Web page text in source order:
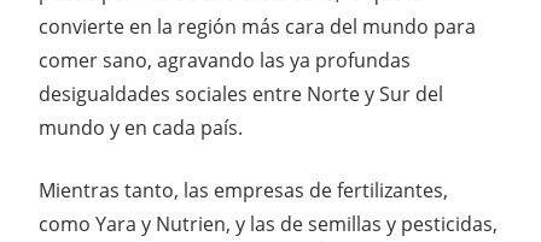
convierte en la región más cara del mundo para
comer sano, agravando las ya profundas
desigualdades sociales entre Norte y Sur del
mundo y en cada país.
Mientras tanto, las empresas de fertilizantes,
como Yara y Nutrien, y las de semillas y pesticidas,